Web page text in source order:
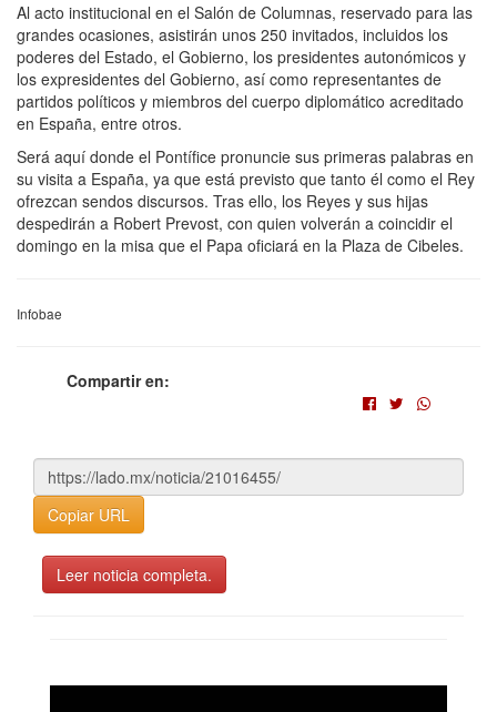
Al acto institucional en el Salón de Columnas, reservado para las
grandes ocasiones, asistirán unos 250 invitados, incluidos los
poderes del Estado, el Gobierno, los presidentes autonómicos y
los expresidentes del Gobierno, así como representantes de
partidos políticos y miembros del cuerpo diplomático acreditado
en España, entre otros.
Será aquí donde el Pontífice pronuncie sus primeras palabras en
su visita a España, ya que está previsto que tanto él como el Rey
ofrezcan sendos discursos. Tras ello, los Reyes y sus hijas
despedirán a Robert Prevost, con quien volverán a coincidir el
domingo en la misa que el Papa oficiará en la Plaza de Cibeles.
Infobae
Compartir en:
Copiar URL
Leer noticia completa.